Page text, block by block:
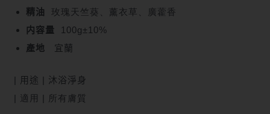
精油
玫瑰天竺葵、薰衣草、廣藿香
内容量 100g±10%
產地
宜蘭
| 用途
沐浴淨身
| 適用 | 所有 膚質